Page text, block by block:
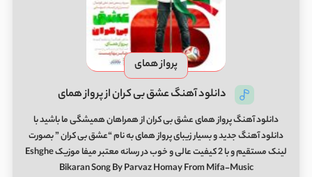
پرواز همای
دانلود آهنگ عشق بی کران از پرواز همای
دانلود آهنگ پرواز همای عشق بی کران از همراهان همیشگی ما باشید با
دانلود آهنگ جدید و بسیار زیبای پرواز همای به نام “عشق بی کران ” بصورت
لینک مستقیم و با 2 کیفیت عالی و خوب در رسانه معتبر میفا موزیک Eshghe
Bikaran Song By Parvaz Homay From Mifa-Music